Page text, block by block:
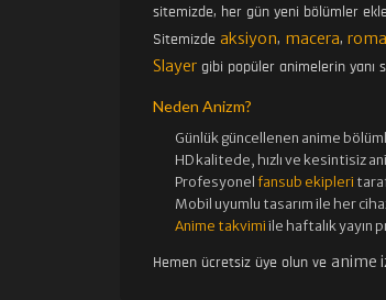
sitemizde, her gün yeni bölümler
Sitemizde aksiyon, macera,
Slayergibi popüler animelerin yanı
Neden Anizm?
Günlük güncellenen anime
HD kalitede, hızlı ve kesintisiz
Profesyonel fansub ekipleri
Mobil uyumlu tasarım ile her
Anime takvimi ile haftalık yayın
Hemen ücretsiz üye olun ve anime